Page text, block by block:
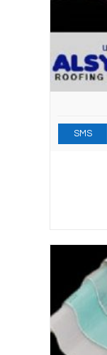
SMS